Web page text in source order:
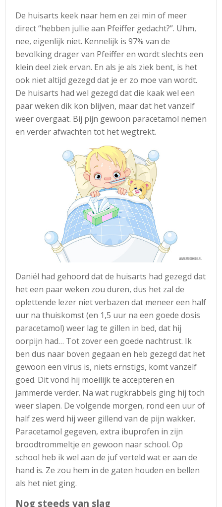
De huisarts keek naar hem en zei min of meer
direct “hebben jullie aan Pfeiffer gedacht?”. Uhm,
nee, eigenlijk niet. Kennelijk is 97% van de
bevolking drager van Pfeiffer en wordt slechts een
klein deel ziek ervan. En als je als ziek bent, is het
ook niet altijd gezegd dat je er zo moe van wordt.
De huisarts had wel gezegd dat die kaak wel een
paar weken dik kon blijven, maar dat het vanzelf
weer overgaat. Bij pijn gewoon paracetamol nemen
en verder afwachten tot het wegtrekt.
Daniël had gehoord dat de huisarts had gezegd dat
het een paar weken zou duren, dus het zal de
oplettende lezer niet verbazen dat meneer een half
uur na thuiskomst (en 1,5 uur na een goede dosis
paracetamol) weer lag te gillen in bed, dat hij
oorpijn had… Tot zover een goede nachtrust. Ik
ben dus naar boven gegaan en heb gezegd dat het
gewoon een virus is, niets ernstigs, komt vanzelf
goed. Dit vond hij moeilijk te accepteren en
jammerde verder. Na wat rugkrabbels ging hij toch
weer slapen. De volgende morgen, rond een uur of
half zes werd hij weer gillend van de pijn wakker.
Paracetamol gegeven, extra ibuprofen in zijn
broodtrommeltje en gewoon naar school. Op
school heb ik wel aan de juf verteld wat er aan de
hand is. Ze zou hem in de gaten houden en bellen
als het niet ging.
Nog steeds van slag